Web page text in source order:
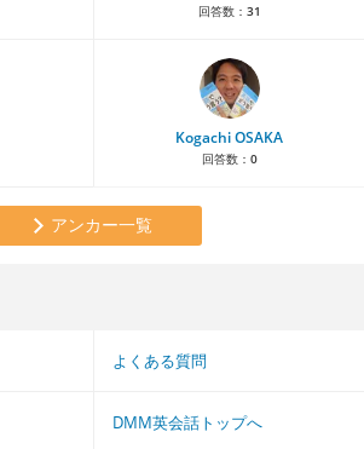
回答数： 31
Kogachi OSAKA
回答数： 0
アンカー一覧
よくある質問
DMM英会話トップへ